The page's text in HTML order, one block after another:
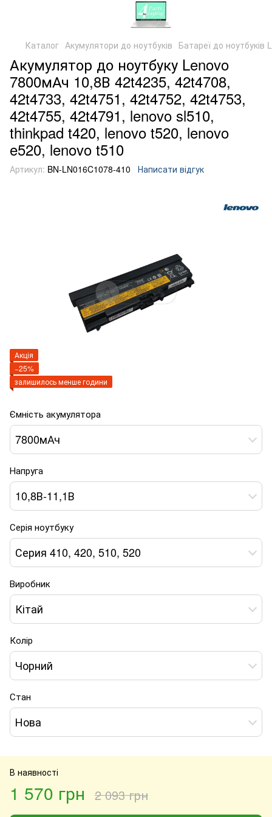
Каталог Акумулятори до ноутбуків Батареї до ноутбуків
Акумулятор до ноутбуку Lenovo
7800мАч 10,8В 42t4235, 42t4708,
42t4733, 42t4751, 42t4752, 42t4753,
42t4755, 42t4791, lenovo sl510,
thinkpad t420, lenovo t520, lenovo
e520, lenovo t510
Артикул: BN-LN016C1078-410 Написати відгук
Акція
−25%
залишилось менше години
Ємність акумулятора
7800мАч
Напруга
10,8В-11,1В
Серія ноутбуку
Серия 410, 420, 510, 520
Виробник
Кітай
Колір
Чорний
Стан
Нова
В наявності
1 570 грн 2 093 грн